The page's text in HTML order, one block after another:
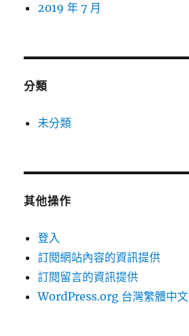
2019 年 7 月
分類
未分類
其他操作
登入
訂閱網站內容的資訊提供
訂閱留言的資訊提供
WordPress.org 台灣繁體中文